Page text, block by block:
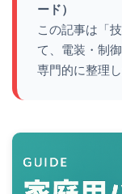
ード）
この記事は「
て、電装・制
専門的に整理し